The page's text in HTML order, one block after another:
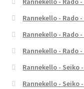
Rannekello - Rado
Rannekello - Rado
Rannekello - Rado
Rannekello - Seiko
Rannekello - Seiko